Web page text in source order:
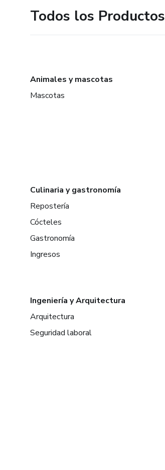
Todos los Productos
Animales y mascotas
Mascotas
Culinaria y gastronomía
Repostería
Cócteles
Gastronomía
Ingresos
Ingeniería y Arquitectura
Arquitectura
Seguridad laboral